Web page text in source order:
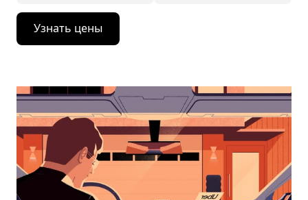
Нажмите
стрелку
вниз,
календарю
выбрать
дату.
Чтобы
закрыть
календарь,
нажмите
Esc.
Узнать цены